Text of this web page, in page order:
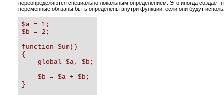
переопределяются специально локальным определением. Это иногда
переменные обязаны быть определены внутри функции, если они будут
$a = 1;
$b = 2;
function Sum()
{
    global $a, $b;
    $b = $a + $b;
}